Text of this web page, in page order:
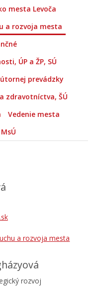
mesta Levoča
a rozvoja mesta
ÚP a ŽP, SÚ
prevádzky
zdravotníctva, ŠÚ
Vedenie mesta
a rozvoja mesta
rozvoj